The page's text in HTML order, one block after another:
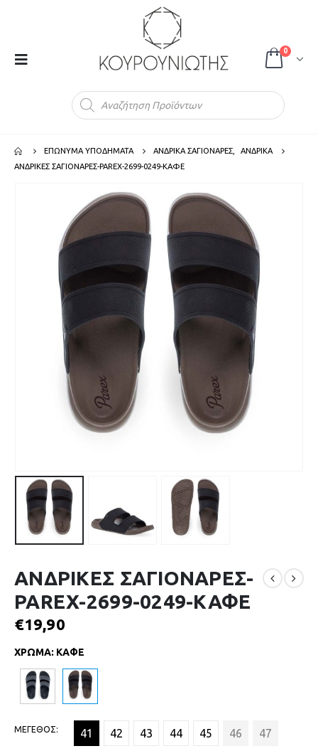
0
ΕΠΩΝΥΜΑ ΥΠΟΔΗΜΑΤΑ ΑΝΔΡΙΚΑ ΣΑΓΙΟΝΑΡΕΣ
ΑΝΔΡΙΚΑ
ΑΝΔΡΙΚΕΣ ΣΑΓΙΟΝΑΡΕΣ-PAREX-2699-0249-ΚΑΦΕ
ΑΝΔΡΙΚΕΣ ΣΑΓΙΟΝΑΡΕΣ-
PAREX-2699-0249-ΚΑΦΕ
€19,90
ΧΡΩΜΑ: ΚΑΦΕ
ΜΕΓΕΘΟΣ 41 42 43 44 45 46 47